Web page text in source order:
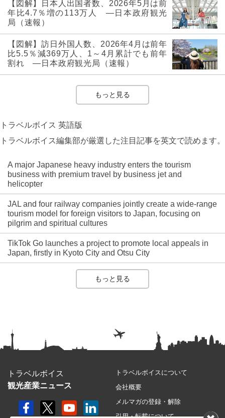
【図解】日本人出国者数、2026年5月は前
年比4.7％増の113万人 ―日本政府観光
局（速報）
【図解】訪日外国人数、2026年4月は前年
比5.5％減369万人、1～4月累計でも前年
割れ ―日本政府観光局（速報）
もっと見る
トラベルボイス 英語版
トラベルボイス編集部が厳選した注目記事を英文で読めます。
A major Japanese heavy industry enters the tourism
business with premium travel by business jet and
helicopter
JAL and four railway companies jointly create a wide-range
tourism model for foreign visitors to Japan, focusing on
pilgrim and spiritual cultures
TikTok Go launches a project to promote local appeals in
Japan, firstly in Kyoto City and Otsu City
もっと見る
トラベルボイス
観光産業ニュース
トラベルボイスについて
会社概要
メルマガの登録・解除
引用・転載について